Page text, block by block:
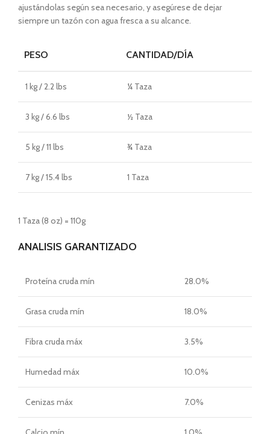
ajustándolas según sea necesario, y asegúrese de dejar
siempre un tazón con agua fresca a su alcance.
PESO CANTIDAD/DÍA
1 kg / 2.2 lbs ¼ Taza
3 kg / 6.6 lbs ½ Taza
5 kg / 11 lbs ¾ Taza
7 kg / 15.4 lbs 1 Taza
1 Taza (8 oz) = 110g
ANALISIS GARANTIZADO
Proteína cruda mín 28.0%
Grasa cruda mín 18.0%
Fibra cruda máx 3.5%
Humedad máx 10.0%
Cenizas máx 7.0%